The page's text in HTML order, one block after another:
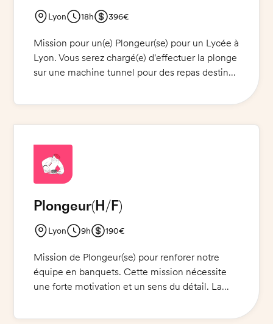
Lyon 18h 396€
Mission pour un(e) Plongeur(se) pour un Lycée à
Lyon. Vous serez chargé(e) d'effectuer la plonge
sur une machine tunnel pour des repas destinés
travailler rapidement et efficacement tout en
de sécurité et des gants EPI fournis. Merci de
venir avec votre carte d'identité.
Plongeur(H/F)
Lyon 9h 190€
Mission de Plongeur(se) pour renforer notre
équipe en banquets. Cette mission nécessite
une forte motivation et un sens du détail. La
plonge et du nettoyage des locaux et